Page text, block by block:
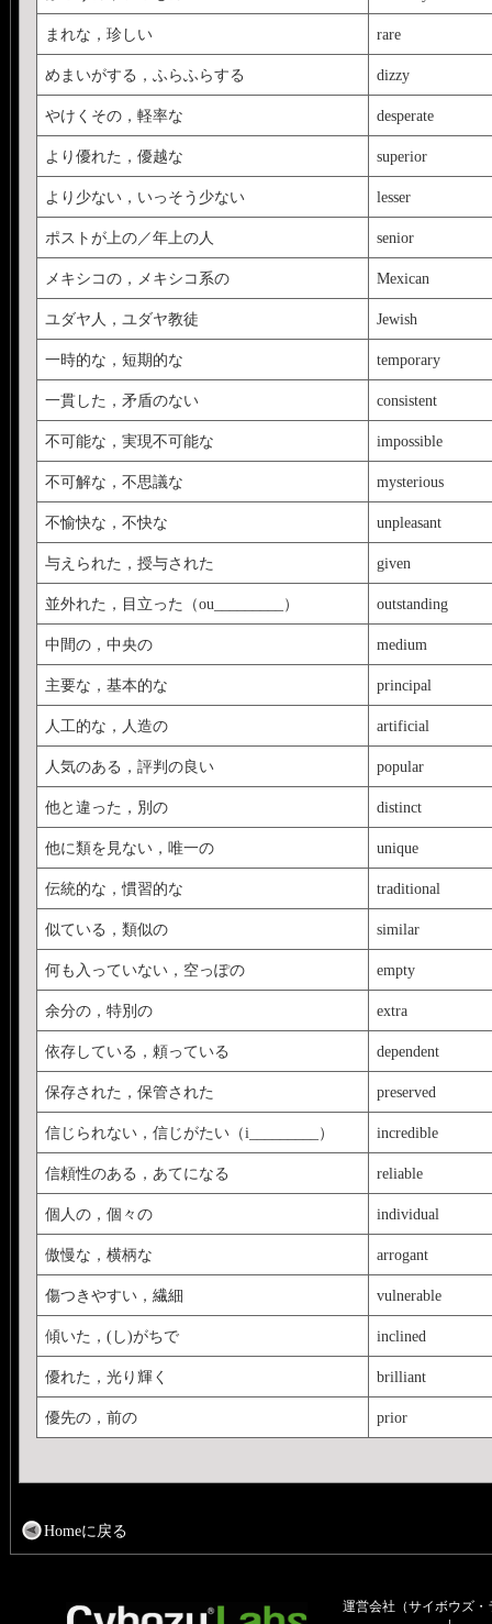
まれな，珍しい rare
めまいがする，ふらふらする dizzy
やけくその，軽率な desperate
より優れた，優越な superior
より少ない，いっそう少ない lesser
ポストが上の／年上の人 senior
メキシコの，メキシコ系の Mexican
ユダヤ人，ユダヤ教徒 Jewish
一時的な，短期的な temporary
一貫した，矛盾のない consistent
不可能な，実現不可能な impossible
不可解な，不思議な mysterious
不愉快な，不快な unpleasant
与えられた，授与された given
並外れた，目立った（ou_________） outstanding
中間の，中央の medium
主要な，基本的な principal
人工的な，人造の artificial
人気のある，評判の良い popular
他と違った，別の distinct
他に類を見ない，唯一の unique
伝統的な，慣習的な traditional
似ている，類似の similar
何も入っていない，空っぽの empty
余分の，特別の extra
依存している，頼っている dependent
保存された，保管された preserved
信じられない，信じがたい（i_________） incredible
信頼性のある，あてになる reliable
個人の，個々の individual
傲慢な，横柄な arrogant
傷つきやすい，繊細 vulnerable
傾いた，(し)がちで inclined
優れた，光り輝く brilliant
優先の，前の prior
Homeに戻る
運営会社（サイボウズ・